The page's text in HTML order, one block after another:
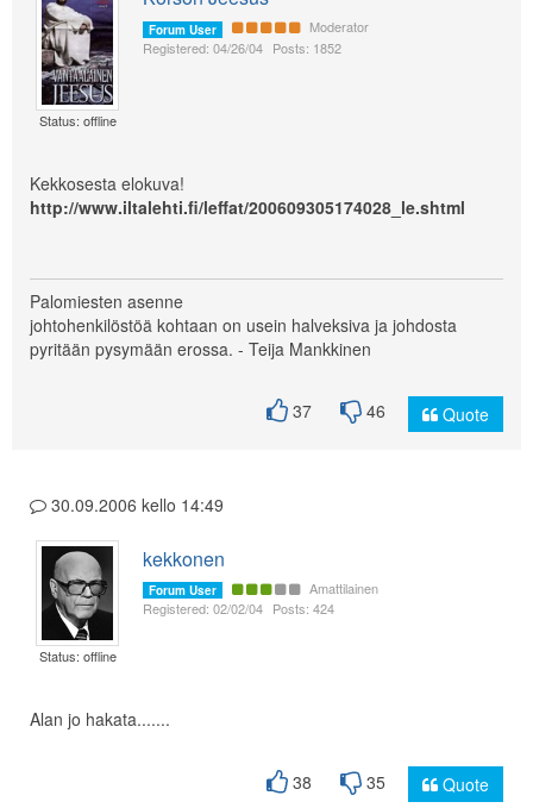
Status: offline
Forum User
Moderator
Registered: 04/26/04 Posts: 1852
Kekkosesta elokuva!
http://www.iltalehti.fi/leffat/200609305174028_le.shtml
Palomiesten asenne
johtohenkilöstöä kohtaan on usein halveksiva ja johdosta
pyritään pysymään erossa. - Teija Mankkinen
37 46 Quote
30.09.2006 kello 14:49
Status: offline
kekkonen
Forum User
Amattilainen
Registered: 02/02/04 Posts: 424
Alan jo hakata.......
38 35 Quote